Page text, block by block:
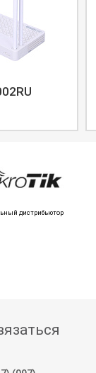
дистрибьютор